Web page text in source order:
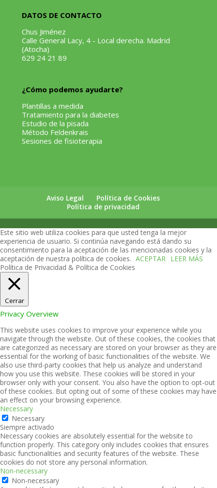
DATOS DE CONTACTO
Chus Jiménez
Calle General Lacy, 4 - Local derecha. Madrid
(Atocha)
629 24 21 89
¿Cómo podemos ayudarte?
Plantillas a medida
Tratamiento para la diabetes
Estudio de la pisada
Método Feldenkrais
Sesiones de fisioterapia
Aviso Legal
Política de Cookies
Política de privacidad
Este sitio web utiliza cookies para que usted tenga la mejor
experiencia de usuario. Si continúa navegando está dando su
consentimiento para la aceptación de las mencionadas cookies y la
aceptación de nuestra política de cookies. ACEPTAR
LEER MÁS
Política de Privacidad & Política de Cookies
Cerrar
Privacy Overview
This website uses cookies to improve your experience while you
navigate through the website. Out of these cookies, the cookies that
are categorized as necessary are stored on your browser as they are
essential for the working of basic functionalities of the website. We
also use third-party cookies that help us analyze and understand
how you use this website. These cookies will be stored in your
browser only with your consent. You also have the option to opt-out
of these cookies. But opting out of some of these cookies may have
an effect on your browsing experience.
Necessary
Necessary
Siempre activado
Necessary cookies are absolutely essential for the website to
function properly. This category only includes cookies that ensures
basic functionalities and security features of the website. These
cookies do not store any personal information.
Non-necessary
Non-necessary